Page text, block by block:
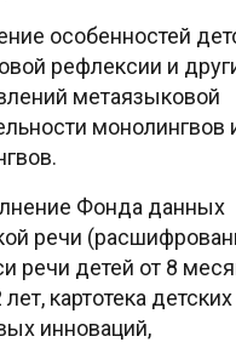
особенностей
рефлексии и
метаязыковой
монолингвов
Фонда данных
речи
речи детей от 8
картотека детских
инноваций,